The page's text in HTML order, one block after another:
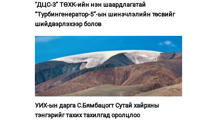
"ДЦС-3” ТӨХК-ийн нэн шаардлагатай
“Турбингенератор-5”-ын шинэчлэлийн төсвийг
шийдвэрлэхээр болов
УИХ-ын дарга С.Бямбацогт Сутай хайрхны
тэнгэрийг тахих тахилгад оролцлоо